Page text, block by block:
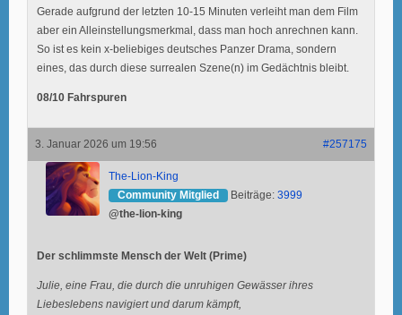
Gerade aufgrund der letzten 10-15 Minuten verleiht man dem Film
aber ein Alleinstellungsmerkmal, dass man hoch anrechnen kann.
So ist es kein x-beliebiges deutsches Panzer Drama, sondern
eines, das durch diese surrealen Szene(n) im Gedächtnis bleibt.
08/10 Fahrspuren
3. Januar 2026 um 19:56 #257175
The-Lion-King
Community Mitglied
Beiträge: 3999
@the-lion-king
Der schlimmste Mensch der Welt (Prime)
Julie, eine Frau, die durch die unruhigen Gewässer ihres
Liebeslebens navigiert und darum kämpft,